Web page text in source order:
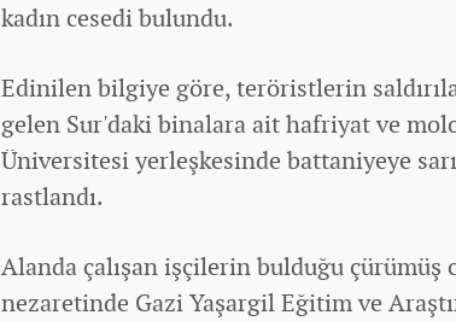
kadın cesedi bulundu.
Edinilen bilgiye göre, teröristlerin
gelen Sur'daki binalara ait hafriyat ve
Üniversitesi yerleşkesinde battaniyeye
rastlandı.
Alanda çalışan işçilerin bulduğu
nezaretinde Gazi Yaşargil Eğitim ve